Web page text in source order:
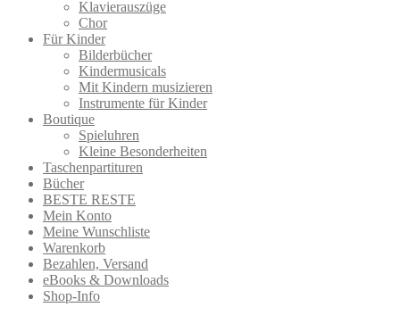
Klavierauszüge
Chor
Für Kinder
Bilderbücher
Kindermusicals
Mit Kindern musizieren
Instrumente für Kinder
Boutique
Spieluhren
Kleine Besonderheiten
Taschenpartituren
Bücher
BESTE RESTE
Mein Konto
Meine Wunschliste
Warenkorb
Bezahlen, Versand
eBooks & Downloads
Shop-Info